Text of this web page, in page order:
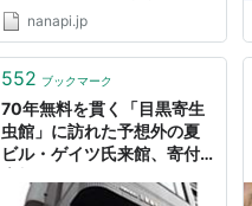
ですよね。ここでは都内にある
「深夜から朝まで営業しているカ
中目黒の最寄り駅別にまとめまし
ヒ...
nanapi.jp
552 ブックマーク
70年無料を貫く「目黒寄生
虫館」に訪れた予想外の夏
ビル・ゲイツ氏来館、寄付金